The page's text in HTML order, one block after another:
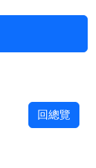
回總覽